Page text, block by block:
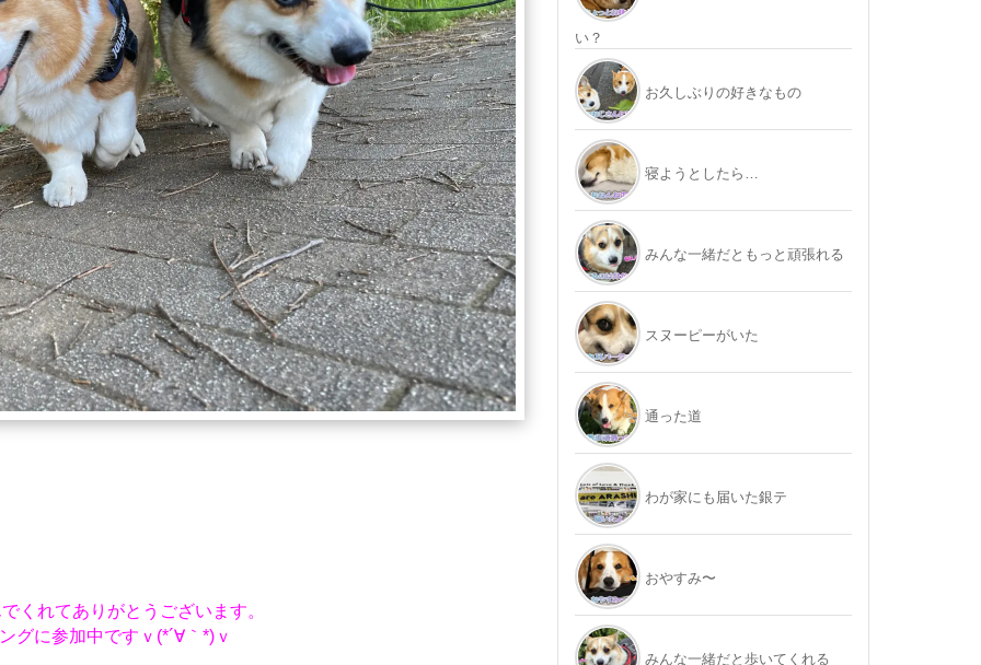
くれてありがとうございます。
グに参加中ですｖ(*´∀｀*)ｖ
い？
お久しぶりの好きなもの
寝ようとしたら…
みんな一緒だともっと頑張れる
スヌーピーがいた
通った道
わが家にも届いた銀テ
おやすみ〜
みんな一緒だと歩いてくれる